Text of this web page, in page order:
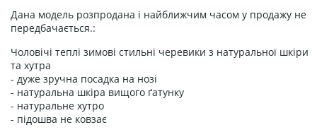
Дана модель розпродана і найближчим часом у продажу не
передбачається.:
Чоловічі теплі зимові стильні черевики з натуральної шкіри
та хутра
- дуже зручна посадка на нозі
- натуральна шкіра вищого ґатунку
- натуральне хутро
- підошва не ковзає